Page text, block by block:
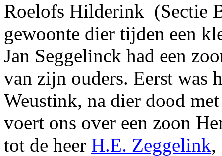
Roelofs Hilderink (Sectie
gewoonte dier tijden een
Jan Seggelinck had een
van zijn ouders. Eerst was
Weustink, na dier dood
voert ons over een zoon
tot de heer H.E. Zeggelink,